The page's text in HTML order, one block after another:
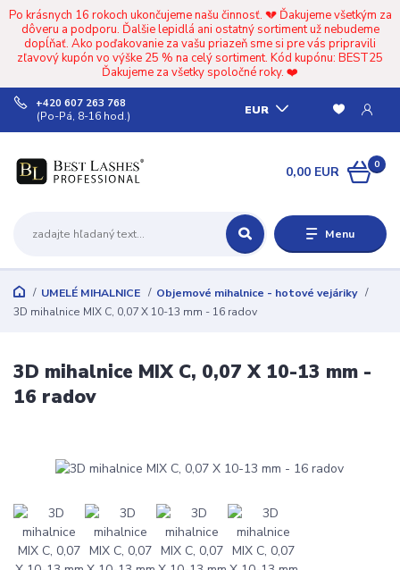
Po krásnych 16 rokoch ukončujeme našu činnosť. 💔 Ďakujeme všetkým za
dôveru a podporu. Ďalšie lepidlá ani ostatný sortiment už nebudeme
dopĺňať. Ako poďakovanie za vašu priazeň sme si pre vás pripravili
zľavový kupón vo výške 25 % na celý sortiment. Kód kupónu: BEST25
Ďakujeme za všetky spoločné roky. ❤️
Menu
EUR
+420 607 263 768
(Po-Pá, 8-16 hod.)
0
0,00 EUR
UMELÉ MIHALNICE
Objemové mihalnice - hotové vejáriky
3D mihalnice MIX C, 0,07 X 10-13 mm - 16 radov
3D mihalnice MIX C, 0,07 X 10-13 mm -
16 radov